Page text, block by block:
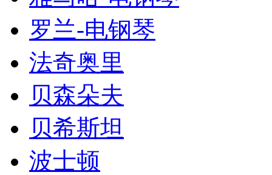
罗兰-电钢琴
法奇奥里
贝森朵夫
贝希斯坦
波士顿